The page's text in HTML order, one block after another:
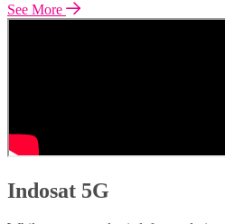
See More
Indosat 5G